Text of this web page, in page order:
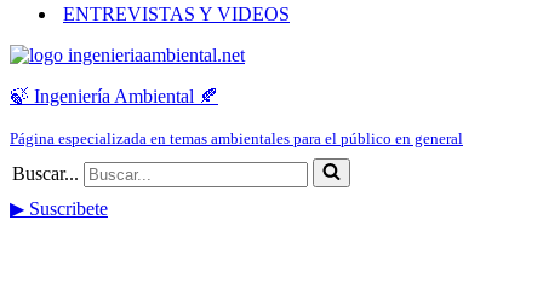
ENTREVISTAS Y VIDEOS
🍃 Ingeniería Ambiental 🍂
Página especializada en temas ambientales para el público en general
Buscar...
▶ Suscribete